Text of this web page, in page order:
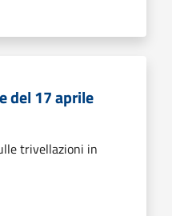
del 17 aprile
trivellazioni in